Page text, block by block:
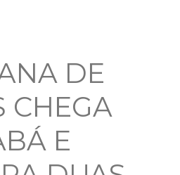
DE
CHEGA
E